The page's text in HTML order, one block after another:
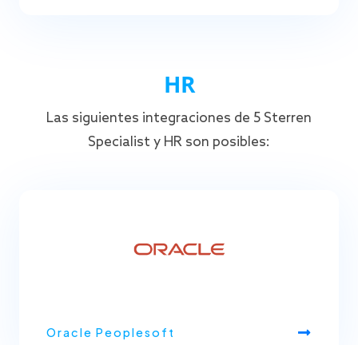
HR
Las siguientes integraciones de 5 Sterren
Specialist y HR son posibles:
Oracle Peoplesoft